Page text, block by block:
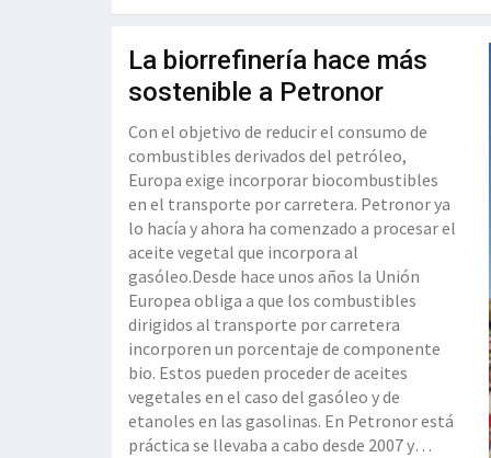
La biorrefinería hace más
sostenible a Petronor
Con el objetivo de reducir el consumo de
combustibles derivados del petróleo,
Europa exige incorporar biocombustibles
en el transporte por carretera. Petronor ya
lo hacía y ahora ha comenzado a procesar el
aceite vegetal que incorpora al
gasóleo.Desde hace unos años la Unión
Europea obliga a que los combustibles
dirigidos al transporte por carretera
incorporen un porcentaje de componente
bio. Estos pueden proceder de aceites
vegetales en el caso del gasóleo y de
etanoles en las gasolinas. En Petronor está
práctica se llevaba a cabo desde 2007 y